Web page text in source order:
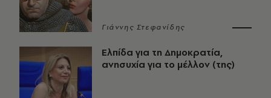
Γιάννης Στεφανίδης
Ελπίδα για τη Δημοκρατία,
ανησυχία για το μέλλον (της)